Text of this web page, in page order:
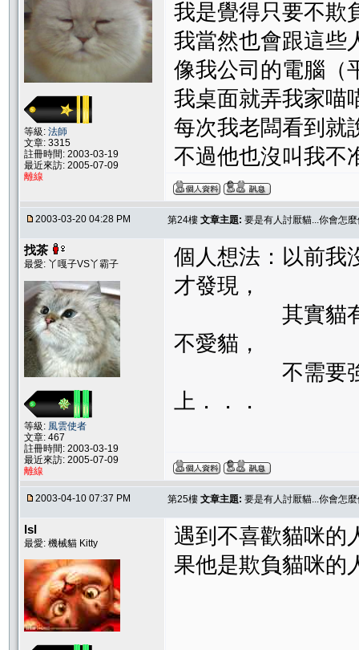
等級: 法師
文章: 3315
註冊時間: 2003-03-19
最近來訪: 2005-07-09
離線
我是覺得只要不欺
我當然也會跟這些
像我公司的電腦（
我桌面就弄我家喵
每次我老闆看到就
不過他也沒叫我
2003-03-20 04:28 PM 第24樓 文章主題: 要是有人討厭貓...你會怎
找茶
最愛: 丫嘎子VS丫霸子
等級: 風雲使者
文章: 467
註冊時間: 2003-03-19
最近來訪: 2005-07-09
離線
個人想法：以前我
才發現，
其實貓有很多
不愛貓，
不需要強迫別
上．．．
2003-04-10 07:37 PM 第25樓 文章主題: 要是有人討厭貓...你會怎
lsl
最愛: 機械貓 Kitty
遇到不喜歡貓咪的
果他是欺負貓咪的